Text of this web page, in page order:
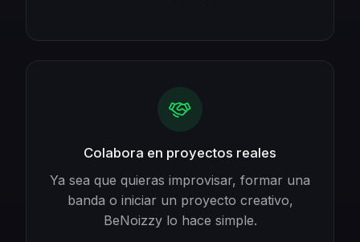
Colabora en proyectos reales
Ya sea que quieras improvisar, formar una
banda o iniciar un proyecto creativo,
BeNoizzy lo hace simple.